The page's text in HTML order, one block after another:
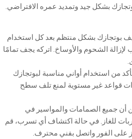
بشكل جيد وتمديد عمره الافتراضي.
بوتجازك بشكل منتظم بعدكل استخدام
لإزالة الشحوم والأوساخ.اتركه يجفتمامًا
.
من استخدامأواني مناسبة لبوتجازك
قواعدغير مستوية لمنعتلف سطح
أن جميع الصمامات والمواسير في
للغاز .في حالة اكتشافأيتسرب، قم
على الفور واتصل بفني محترف.